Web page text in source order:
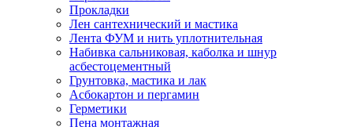
Прокладки
Лен сантехнический и мастика
Лента ФУМ и нить уплотнительная
Набивка сальниковая, каболка и шнур
асбестоцементный
Грунтовка, мастика и лак
Асбокартон и пергамин
Герметики
Пена монтажная